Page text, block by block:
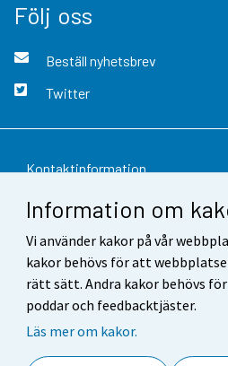
Information om
Vi använder kakor på vår
kakor behövs för att
rätt sätt. Andra kakor behövs
poddar och feedbacktjäster.
Läs mer om kakor.
Följ oss
Beställ nyhetsbrev
Twitter
Kontaktinformation
Respons
Användarvillkor
Dataskydd
Tillgänglighet